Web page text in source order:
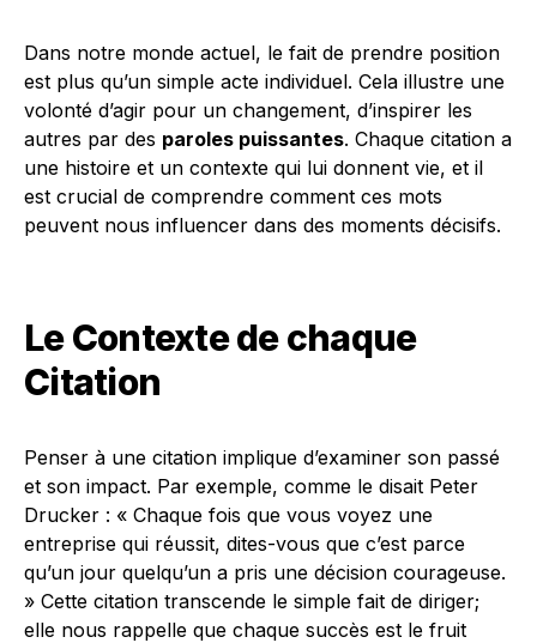
Dans notre monde actuel, le fait de prendre position
est plus qu’un simple acte individuel. Cela illustre une
volonté d’agir pour un changement, d’inspirer les
autres par des paroles puissantes. Chaque citation a
une histoire et un contexte qui lui donnent vie, et il
est crucial de comprendre comment ces mots
peuvent nous influencer dans des moments décisifs.
Le Contexte de chaque
Citation
Penser à une citation implique d’examiner son passé
et son impact. Par exemple, comme le disait Peter
Drucker : « Chaque fois que vous voyez une
entreprise qui réussit, dites-vous que c’est parce
qu’un jour quelqu’un a pris une décision courageuse.
» Cette citation transcende le simple fait de diriger;
elle nous rappelle que chaque succès est le fruit